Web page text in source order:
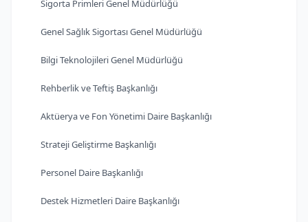
Sigorta Primleri Genel Müdürlüğü
Genel Sağlık Sigortası Genel Müdürlüğü
Bilgi Teknolojileri Genel Müdürlüğü
Rehberlik ve Teftiş Başkanlığı
Aktüerya ve Fon Yönetimi Daire Başkanlığı
Strateji Geliştirme Başkanlığı
Personel Daire Başkanlığı
Destek Hizmetleri Daire Başkanlığı